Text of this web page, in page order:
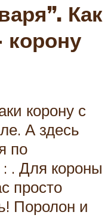
Как
корону
корону с
А здесь
по
. Для короны
просто
Поролон и